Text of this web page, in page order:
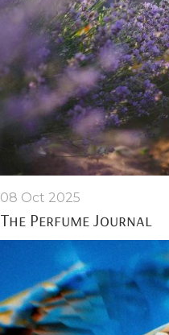
08 Oct 2025
The Perfume Journal